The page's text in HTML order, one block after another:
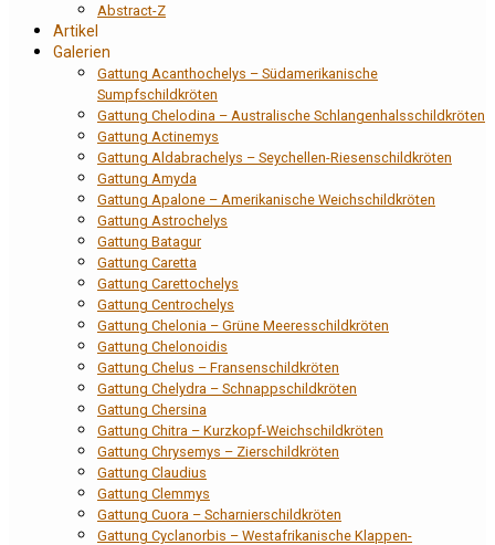
Abstract-Z
Artikel
Galerien
Gattung Acanthochelys – Südamerikanische
Sumpfschildkröten
Gattung Chelodina – Australische Schlangenhalsschildkröten
Gattung Actinemys
Gattung Aldabrachelys – Seychellen-Riesenschildkröten
Gattung Amyda
Gattung Apalone – Amerikanische Weichschildkröten
Gattung Astrochelys
Gattung Batagur
Gattung Caretta
Gattung Carettochelys
Gattung Centrochelys
Gattung Chelonia – Grüne Meeresschildkröten
Gattung Chelonoidis
Gattung Chelus – Fransenschildkröten
Gattung Chelydra – Schnappschildkröten
Gattung Chersina
Gattung Chitra – Kurzkopf-Weichschildkröten
Gattung Chrysemys – Zierschildkröten
Gattung Claudius
Gattung Clemmys
Gattung Cuora – Scharnierschildkröten
Gattung Cyclanorbis – Westafrikanische Klappen-